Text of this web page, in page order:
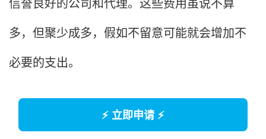
多，但聚少成多，假如不留意可能就会增加不
必要的支出。
⚡ 立即申请 ⚡